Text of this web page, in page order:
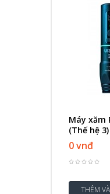
Máy xăm
(Thế hệ 3)
0 vnđ